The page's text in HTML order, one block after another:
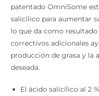
patentado OmniSome
salicílico para aumentar
lo que da como
correctivos adicionales
producción de grasa y la
deseada.
El ácido salicílico al 2